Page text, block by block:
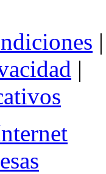
|
|